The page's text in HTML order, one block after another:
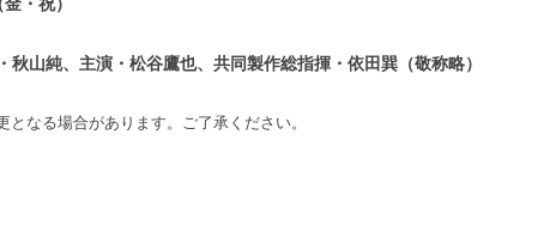
秋山純、主演・松谷鷹也、共同製作総指揮・依田巽（敬称略）
なる場合があります。ご了承ください。